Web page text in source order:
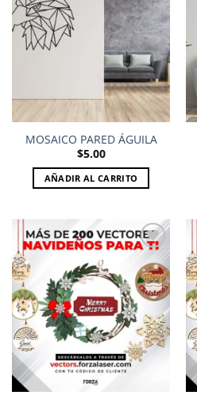
Add to
wishlist
MOSAICO PARED ÁGUILA
$5.00
AÑADIR AL CARRITO
Add to
wishlist